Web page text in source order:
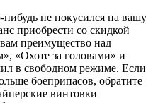
не покусился на вашу
приобрести со скидкой
преимущество над
«Охоте за головами» и
в свободном режиме. Если
боеприпасов, обратите
винтовки